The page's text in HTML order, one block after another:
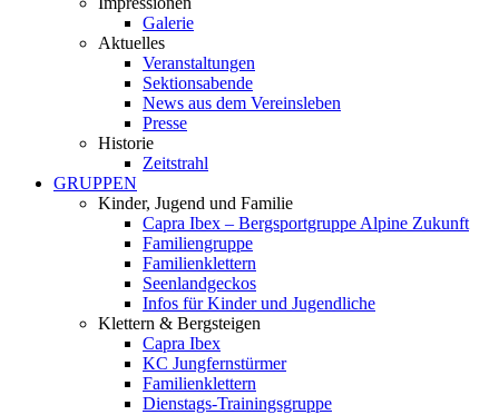
Galerie
Aktuelles
Veranstaltungen
Sektionsabende
News aus dem Vereinsleben
Presse
Historie
Zeitstrahl
GRUPPEN
Kinder, Jugend und Familie
Capra Ibex – Bergsportgruppe Alpine Zukunft
Familiengruppe
Familienklettern
Seenlandgeckos
Infos für Kinder und Jugendliche
Klettern & Bergsteigen
Capra Ibex
KC Jungfernstürmer
Familienklettern
Dienstags-Trainingsgruppe